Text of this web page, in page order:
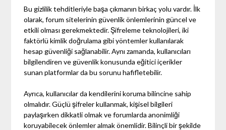
Bu gizlilik tehditleriyle başa çıkmanın birkaç yolu vardır. İlk
olarak, forum sitelerinin güvenlik önlemlerinin güncel ve
etkili olması gerekmektedir. Şifreleme teknolojileri, iki
faktörlü kimlik doğrulama gibi yöntemler kullanılarak
hesap güvenliği sağlanabilir. Aynı zamanda, kullanıcıları
bilgilendiren ve güvenlik konusunda eğitici içerikler
sunan platformlar da bu sorunu hafifletebilir.
Ayrıca, kullanıcılar da kendilerini koruma bilincine sahip
olmalıdır. Güçlü şifreler kullanmak, kişisel bilgileri
paylaşırken dikkatli olmak ve forumlarda anonimliği
koruyabilecek önlemler almak önemlidir. Bilinçli bir şekilde